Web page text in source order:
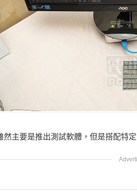
然主要是推出測試軟體，但是搭配特